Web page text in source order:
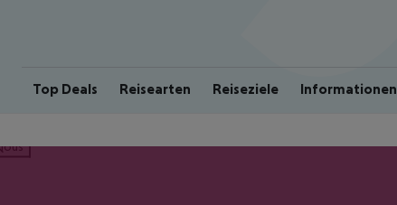
Top Deals Reisearten Reiseziele Informationen